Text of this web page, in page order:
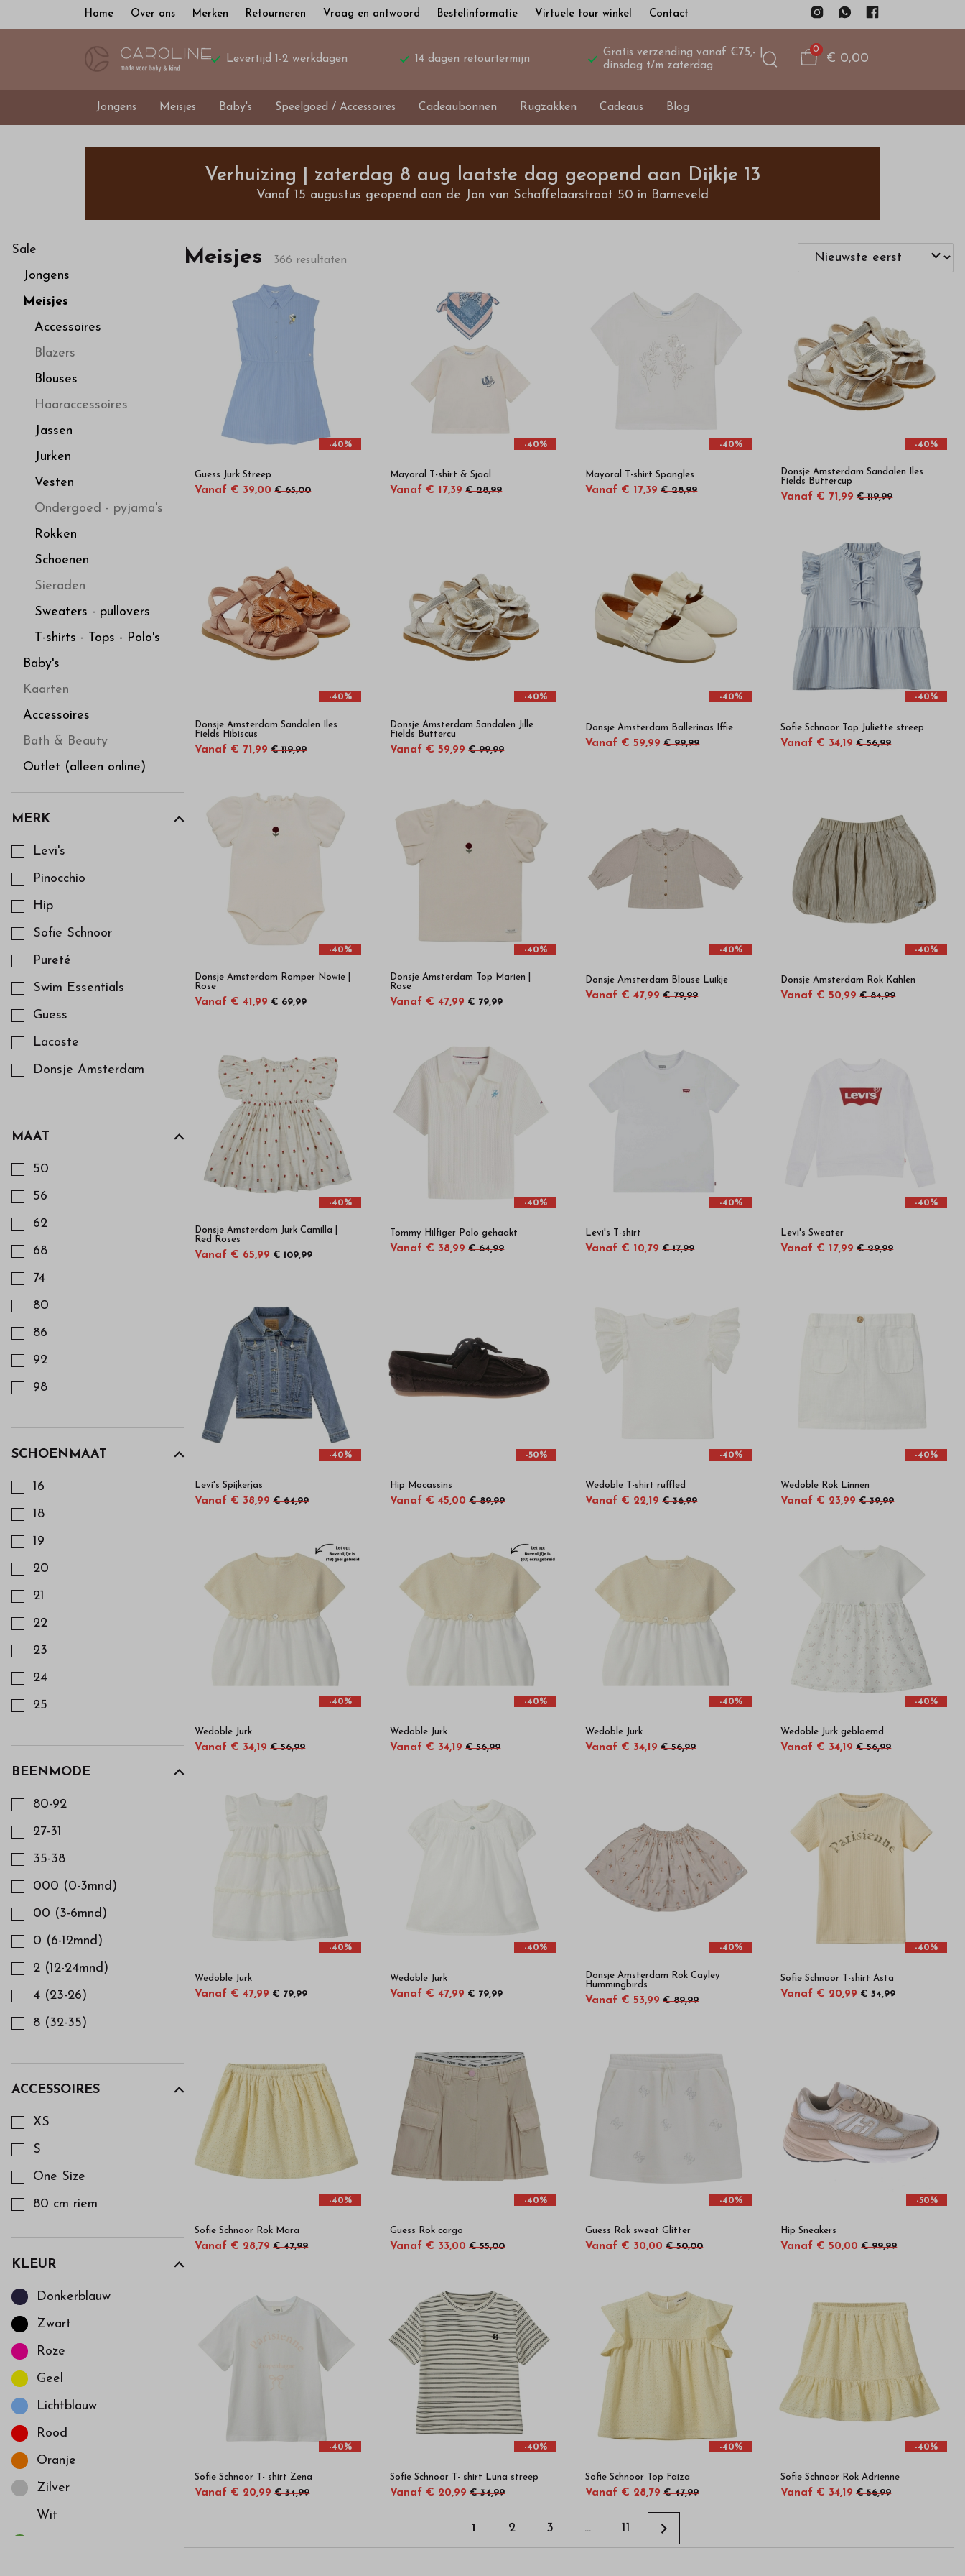
Home Over ons Merken Retourneren Vraag en antwoord Bestelinformatie Virtuele tour winkel Contact
Levertijd 1-2 werkdagen 14 dagen retourtermijn
Gratis verzending vanaf €75,- |
dinsdag t/m zaterdag
0
€ 0,00
Jongens Meisjes Baby's Speelgoed / Accessoires Cadeaubonnen Rugzakken Cadeaus Blog
webshop
vindt
luxe
meisjeskleding
Bestel
kinderkleding
van
hoge
kwaliteit
in
onze
webshop
Verhuizing | zaterdag 8 aug laatste dag geopend aan Dijkje 13
Vanaf 15 augustus geopend aan de Jan van Schaffelaarstraat 50 in Barneveld
Sale
Jongens
Meisjes
Accessoires
Blazers
Blouses
Haaraccessoires
Jassen
Jurken
Vesten
Ondergoed - pyjama's
Rokken
Schoenen
Sieraden
Sweaters - pullovers
T-shirts - Tops - Polo's
Baby's
Kaarten
Accessoires
Bath & Beauty
Outlet (alleen online)
MERK
Levi's
Pinocchio
Hip
Sofie Schnoor
Pureté
Swim Essentials
Guess
Lacoste
Donsje Amsterdam
Footwear
Atlanta Mocassins
Il Gufo
Tommy Hilfiger
Paz Rodriguez
Falke
Ralph Lauren
Polo Ralph Lauren
Footwear
MAAT
50
56
62
68
74
80
86
92
98
SCHOENMAAT
16
18
19
20
21
22
23
24
25
38
39
40
BEENMODE
80-92
27-31
35-38
000 (0-3mnd)
00 (3-6mnd)
0 (6-12mnd)
2 (12-24mnd)
4 (23-26)
8 (32-35)
ACCESSOIRES
Kies een Accessoires om op te filteren
XS
S
One Size
80 cm riem
KLEUR
Donkerblauw
Zwart
Roze
Geel
Lichtblauw
Rood
Oranje
Zilver
Wit
Meisjes 366 resultaten
-40%
Guess Jurk Streep
Vanaf € 39,00 € 65,00
-40%
Mayoral T-shirt & Sjaal
Vanaf € 17,39 € 28,99
-40%
Mayoral T-shirt Spangles
Vanaf € 17,39 € 28,99
-40%
Donsje Amsterdam Sandalen Iles
Fields Buttercup
Vanaf € 71,99 € 119,99
-40%
Donsje Amsterdam Sandalen Iles
Fields Hibiscus
Vanaf € 71,99 € 119,99
-40%
Donsje Amsterdam Sandalen Jille
Fields Buttercu
Vanaf € 59,99 € 99,99
-40%
Donsje Amsterdam Ballerinas Iffie
Vanaf € 59,99 € 99,99
-40%
Sofie Schnoor Top Juliette streep
Vanaf € 34,19 € 56,99
-40%
Donsje Amsterdam Romper Nowie |
Rose
Vanaf € 41,99 € 69,99
-40%
Donsje Amsterdam Top Marien |
Rose
Vanaf € 47,99 € 79,99
-40%
Donsje Amsterdam Blouse Luikje
Vanaf € 47,99 € 79,99
-40%
Donsje Amsterdam Rok Kahlen
Vanaf € 50,99 € 84,99
-40%
Donsje Amsterdam Jurk Camilla |
Red Roses
Vanaf € 65,99 € 109,99
-40%
Tommy Hilfiger Polo gehaakt
Vanaf € 38,99 € 64,99
-40%
Levi's T-shirt
Vanaf € 10,79 € 17,99
-40%
Levi's Sweater
Vanaf € 17,99 € 29,99
-40%
Levi's Spijkerjas
Vanaf € 38,99 € 64,99
-50%
Hip Mocassins
Vanaf € 45,00 € 89,99
-40%
Wedoble T-shirt ruffled
Vanaf € 22,19 € 36,99
-40%
Wedoble Rok Linnen
Vanaf € 23,99 € 39,99
-40%
Wedoble Jurk
Vanaf € 34,19 € 56,99
-40%
Wedoble Jurk
Vanaf € 34,19 € 56,99
-40%
Wedoble Jurk
Vanaf € 34,19 € 56,99
-40%
Wedoble Jurk gebloemd
Vanaf € 34,19 € 56,99
-40%
Wedoble Jurk
Vanaf € 47,99 € 79,99
-40%
Wedoble Jurk
Vanaf € 47,99 € 79,99
-40%
Donsje Amsterdam Rok Cayley
Hummingbirds
Vanaf € 53,99 € 89,99
-40%
Sofie Schnoor T-shirt Asta
Vanaf € 20,99 € 34,99
-40%
Sofie Schnoor Rok Mara
Vanaf € 28,79 € 47,99
-40%
Guess Rok cargo
Vanaf € 33,00 € 55,00
-40%
Guess Rok sweat Glitter
Vanaf € 30,00 € 50,00
-50%
Hip Sneakers
Vanaf € 50,00 € 99,99
-40%
Sofie Schnoor T- shirt Zena
Vanaf € 20,99 € 34,99
-40%
Sofie Schnoor T- shirt Luna streep
Vanaf € 20,99 € 34,99
-40%
Sofie Schnoor Top Faiza
Vanaf € 28,79 € 47,99
-40%
Sofie Schnoor Rok Adrienne
Vanaf € 34,19 € 56,99
1 2 3 ... 11